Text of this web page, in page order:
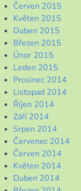
Červen 2015
Květen 2015
Duben 2015
Březen 2015
Únor 2015
Leden 2015
Prosinec 2014
Listopad 2014
Říjen 2014
Září 2014
Srpen 2014
Červenec 2014
Červen 2014
Květen 2014
Duben 2014